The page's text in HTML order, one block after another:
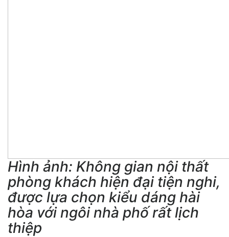
Hình ảnh: Không gian nội thất
phòng khách hiện đại tiện nghi,
được lựa chọn kiểu dáng hài
hòa với ngôi nhà phố rất lịch
thiệp